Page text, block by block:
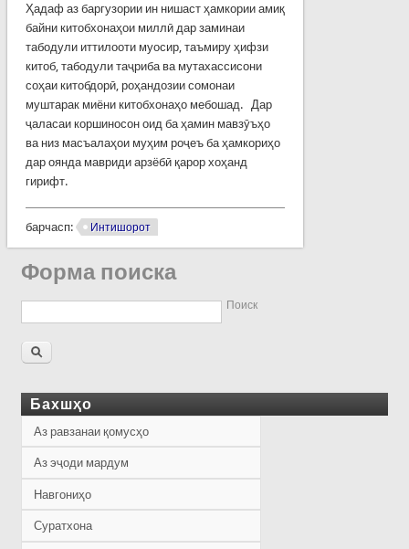
Ҳадаф аз баргузории ин нишаст ҳамкории амиқ
байни китобхонаҳои миллӣ дар заминаи
табодули иттилооти муосир, таъмиру ҳифзи
китоб, табодули таҷриба ва мутахассисони
соҳаи китобдорӣ, роҳандозии сомонаи
муштарак миёни китобхонаҳо мебошад. Дар
ҷаласаи коршиносон оид ба ҳамин мавзӯъҳо
ва низ масъалаҳои муҳим роҷеъ ба ҳамкориҳо
дар оянда мавриди арзёбӣ қарор хоҳанд
гирифт.
барчасп: Интишорот
Форма поиска
Поиск
Бахшҳо
Аз равзанаи қомусҳо
Аз эҷоди мардум
Навгониҳо
Суратхона